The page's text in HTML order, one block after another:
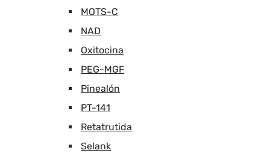
MOTS-C
NAD
Oxitocina
PEG-MGF
Pinealón
PT-141
Retatrutida
Selank